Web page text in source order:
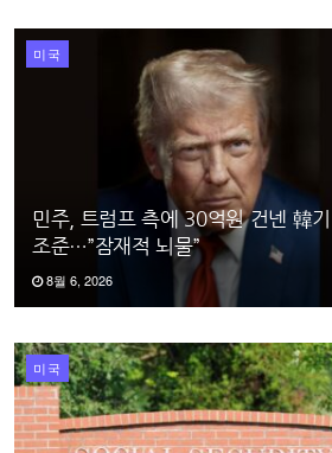
미국
민주, 트럼프 측에 30억원 건넨 韓
조준…”잠재적 뇌물”
8월 6, 2026
미국